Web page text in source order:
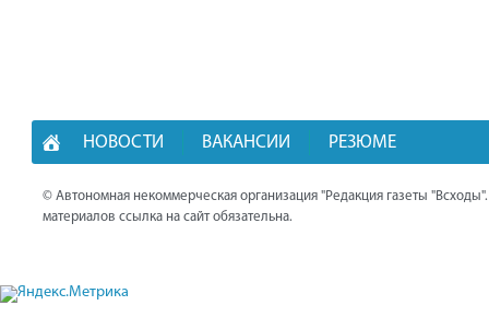
НОВОСТИ ВАКАНСИИ РЕЗЮМЕ
© Автономная некоммерческая организация "Редакция газеты
материалов ссылка на сайт обязательна.